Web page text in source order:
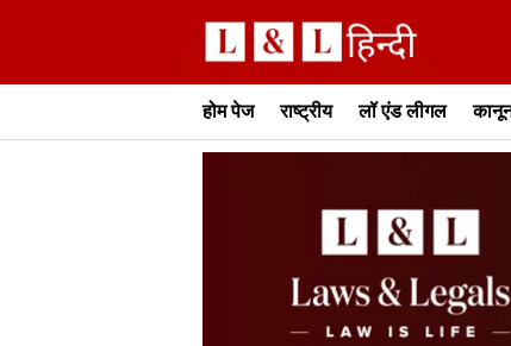
होम पेज राष्ट्रीय लॉ एंड लीगल